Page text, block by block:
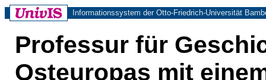
Informationssystem der Otto-Friedrich-Universität
Professur für
Osteuropas mit